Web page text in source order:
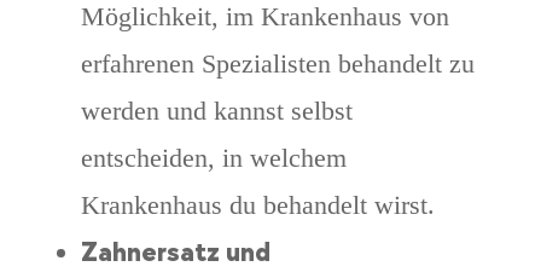
Möglichkeit, im Krankenhaus von
erfahrenen Spezialisten behandelt zu
werden und kannst selbst
entscheiden, in welchem
Krankenhaus du behandelt wirst.
Zahnersatz und